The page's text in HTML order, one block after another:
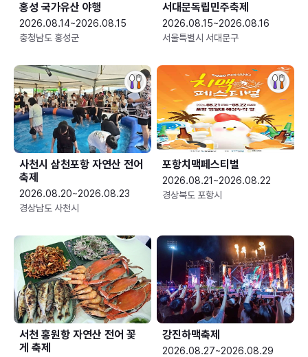
홍성 국가유산 야행
2026.08.14~2026.08.15
충청남도 홍성군
서대문독립민주축제
2026.08.15~2026.08.16
서울특별시 서대문구
사천시 삼천포항 자연산 전어
축제
2026.08.20~2026.08.23
경상남도 사천시
포항치맥페스티벌
2026.08.21~2026.08.22
경상북도 포항시
서천 홍원항 자연산 전어 꽃
게 축제
강진하맥축제
2026.08.27~2026.08.29